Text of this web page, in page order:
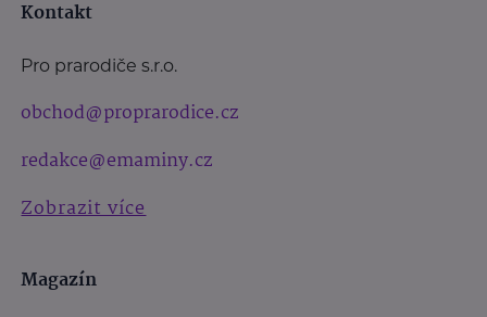
Kontakt
Pro prarodiče s.r.o.
obchod@proprarodice.cz
redakce@emaminy.cz
Zobrazit více
Magazín